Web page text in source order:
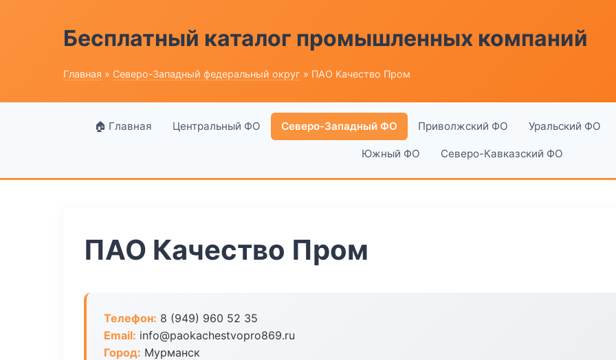
Бесплатный каталог промышленных компаний
Главная » Северо-Западный федеральный округ » ПАО Качество Пром
🏠 Главная Центральный ФО Северо-Западный ФО Приволжский ФО Уральский ФО
Южный ФО Северо-Кавказский ФО
ПАО Качество Пром
Телефон: 8 (949) 960 52 35
Email: info@paokachestvopro869.ru
Город: Мурманск